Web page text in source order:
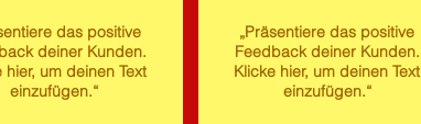
das positive
deiner Kunden.
hier, um deinen Text
einzufügen.“
„Präsentiere das positive
Feedback deiner Kunden.
Klicke hier, um deinen Text
einzufügen.“